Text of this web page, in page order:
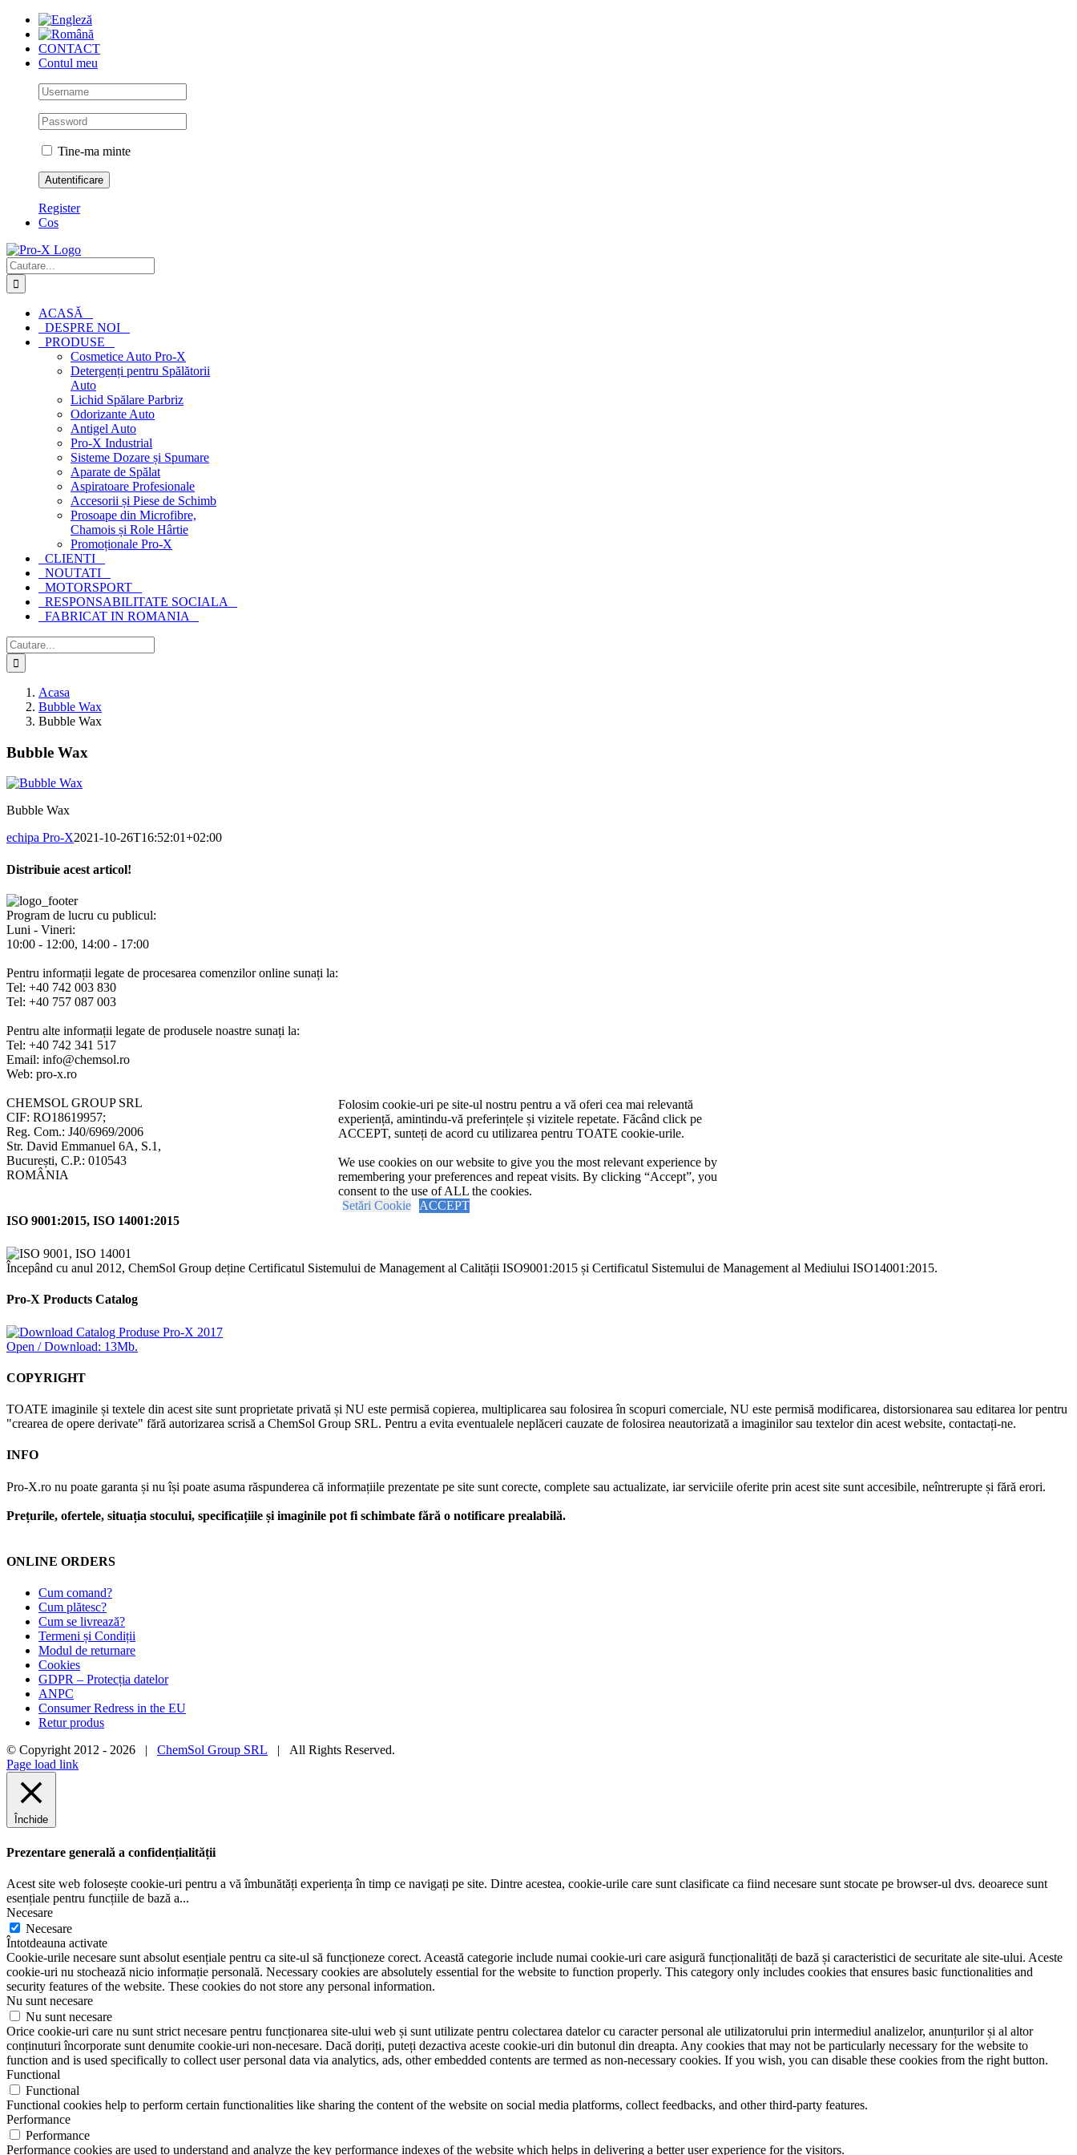
Skip
contentCONTACT
Contul meu
Tine-ma minte
Register
Cos
Cautare...
ACASĂ
DESPRE NOI
PRODUSE
Cosmetice Auto Pro-X
Detergenți pentru Spălătorii
Auto
Lichid Spălare Parbriz
Odorizante Auto
Antigel Auto
Pro-X Industrial
Sisteme Dozare și Spumare
Aparate de Spălat
Aspiratoare Profesionale
Accesorii și Piese de Schimb
Prosoape din Microfibre,
Chamois și Role Hârtie
Promoționale Pro-X
CLIENTI
NOUTATI
MOTORSPORT
RESPONSABILITATE SOCIALA
FABRICAT IN ROMANIA
Cautare...
Acasa
Bubble Wax
Bubble Wax
Bubble Wax
Bubble Wax
echipa Pro-X2021-10-26T16:52:01+02:00
Distribuie acest articol!
Facebook
X
Pinterest
E-
mail:
Program de lucru cu publicul:
Luni - Vineri:
10:00 - 12:00, 14:00 - 17:00
Pentru informații legate de procesarea comenzilor online sunați la:
Tel: +40 742 003 830
Tel: +40 757 087 003
Pentru alte informații legate de produsele noastre sunați la:
Tel: +40 742 341 517
Email: info@chemsol.ro
Web: pro-x.ro
CHEMSOL GROUP SRL
CIF: RO18619957;
Reg. Com.: J40/6969/2006
Str. David Emmanuel 6A, S.1,
București, C.P.: 010543
ROMÂNIA
ISO 9001:2015, ISO 14001:2015
Începând cu anul 2012, ChemSol Group deține Certificatul Sistemului de Management al Calității ISO9001:2015 și Certificatul Sistemului de Management al Mediului ISO14001:2015.
Pro-X Products Catalog
Open / Download: 13Mb.
COPYRIGHT
TOATE imaginile și textele din acest site sunt proprietate privată și NU este permisă copierea, multiplicarea sau folosirea în scopuri comerciale, NU este permisă modificarea, distorsionarea sau editarea lor pentru
"crearea de opere derivate" fără autorizarea scrisă a ChemSol Group SRL. Pentru a evita eventualele neplăceri cauzate de folosirea neautorizată a imaginilor sau textelor din acest website, contactați-ne.
INFO
Pro-X.ro nu poate garanta și nu își poate asuma răspunderea că informațiile prezentate pe site sunt corecte, complete sau actualizate, iar serviciile oferite prin acest site sunt accesibile, neîntrerupte și fără erori.
Prețurile, ofertele, situația stocului, specificațiile și imaginile pot fi schimbate fără o notificare prealabilă.
ONLINE ORDERS
Cum comand?
Cum plătesc?
Cum se livrează?
Termeni și Condiții
Modul de returnare
Cookies
GDPR – Protecția datelor
ANPC
Consumer Redress in the EU
Retur produs
© Copyright 2012 - 2026 | ChemSol Group SRL | All Rights Reserved.
Page load link
Folosim cookie-uri pe site-ul nostru pentru a vă oferi cea mai relevantă
experiență, amintindu-vă preferințele și vizitele repetate. Făcând click pe
ACCEPT, sunteți de acord cu utilizarea pentru TOATE cookie-urile.
We use cookies on our website to give you the most relevant experience by
remembering your preferences and repeat visits. By clicking “Accept”, you
consent to the use of ALL the cookies.
Setări Cookie
ACCEPT
Închide
Prezentare generală a confidențialității
Acest site web folosește cookie-uri pentru a vă îmbunătăți experiența în timp ce navigați pe site. Dintre acestea, cookie-urile care sunt clasificate ca fiind necesare sunt stocate pe browser-ul dvs. deoarece sunt
esențiale pentru funcțiile de bază a...
Necesare
Necesare
Întotdeauna activate
Cookie-urile necesare sunt absolut esențiale pentru ca site-ul să funcționeze corect. Această categorie include numai cookie-uri care asigură funcționalități de bază și caracteristici de securitate ale site-ului. Aceste
cookie-uri nu stochează nicio informație personală. Necessary cookies are absolutely essential for the website to function properly. This category only includes cookies that ensures basic functionalities and
security features of the website. These cookies do not store any personal information.
Nu sunt necesare
Nu sunt necesare
Orice cookie-uri care nu sunt strict necesare pentru funcționarea site-ului web și sunt utilizate pentru colectarea datelor cu caracter personal ale utilizatorului prin intermediul analizelor, anunțurilor și al altor
conținuturi încorporate sunt denumite cookie-uri non-necesare. Dacă doriți, puteți dezactiva aceste cookie-uri din butonul din dreapta. Any cookies that may not be particularly necessary for the website to
function and is used specifically to collect user personal data via analytics, ads, other embedded contents are termed as non-necessary cookies. If you wish, you can disable these cookies from the right button.
Functional
Functional
Functional cookies help to perform certain functionalities like sharing the content of the website on social media platforms, collect feedbacks, and other third-party features.
Performance
Performance
Performance cookies are used to understand and analyze the key performance indexes of the website which helps in delivering a better user experience for the visitors.